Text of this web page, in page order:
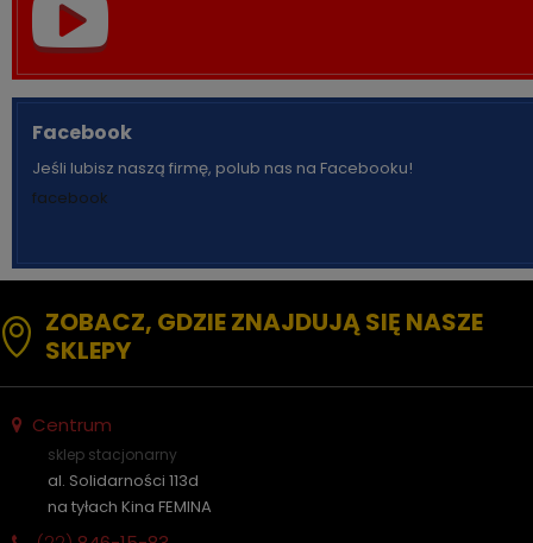
Facebook
Jeśli lubisz naszą firmę, polub nas na Facebooku!
facebook
ZOBACZ, GDZIE ZNAJDUJĄ SIĘ NASZE
SKLEPY
Centrum
sklep stacjonarny
al. Solidarności 113d
na tyłach Kina FEMINA